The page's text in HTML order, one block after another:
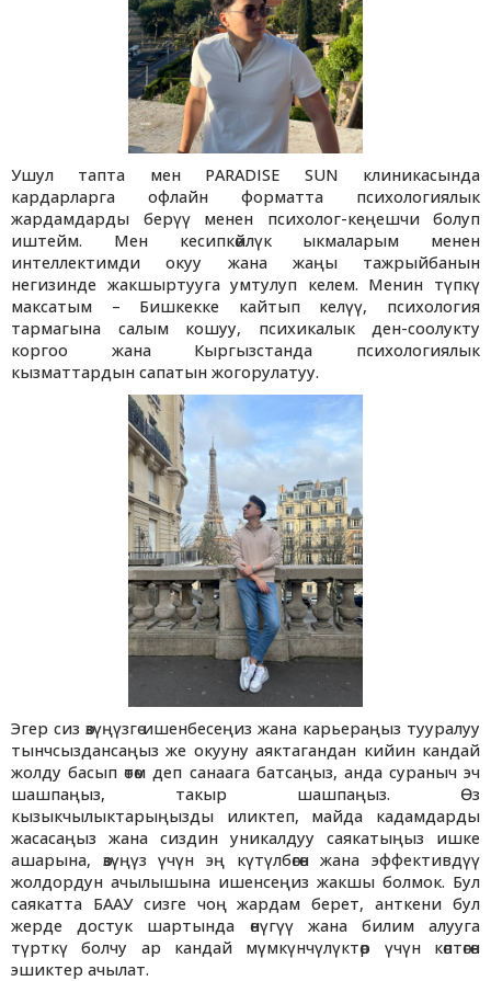
Ушул тапта мен PARADISE SUN клиникасында
кардарларга офлайн форматта психологиялык
жардамдарды берүү менен психолог-кеңешчи болуп
иштейм. Мен кесипкөйлүк ыкмаларым менен
интеллектимди окуу жана жаңы тажрыйбанын
негизинде жакшыртууга умтулуп келем. Менин түпкү
максатым – Бишкекке кайтып келүү, психология
тармагына салым кошуу, психикалык ден-соолукту
коргоо жана Кыргызстанда психологиялык
кызматтардын сапатын жогорулатуу.
Эгер сиз өзүңүзгө ишенбесеңиз жана карьераңыз тууралуу
тынчсыздансаңыз же окууну аяктагандан кийин кандай
жолду басып өтөм деп санаага батсаңыз, анда сураныч эч
шашпаңыз, такыр шашпаңыз. Өз
кызыкчылыктарыңызды иликтеп, майда кадамдарды
жасасаңыз жана сиздин уникалдуу саякатыңыз ишке
ашарына, өзүңүз үчүн эң күтүлбөгөн жана эффективдүү
жолдордун ачылышына ишенсеңиз жакшы болмок. Бул
саякатта БААУ сизге чоң жардам берет, анткени бул
жерде достук шартында өнүгүү жана билим алууга
түрткү болчу ар кандай мүмкүнчүлүктөр үчүн көптөгөн
эшиктер ачылат.